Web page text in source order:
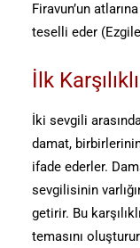
Firavun’un
teselli eder
İlk
İki sevgili
damat,
ifade ederler.
sevgilisinin
getirir. Bu
temasını